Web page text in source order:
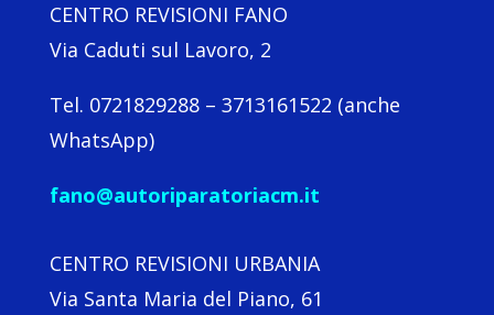
CENTRO REVISIONI FANO
Via Caduti sul Lavoro, 2
Tel. 0721829288 – 3713161522 (anche
WhatsApp)
fano@autoriparatoriacm.it
CENTRO REVISIONI URBANIA
Via Santa Maria del Piano, 61